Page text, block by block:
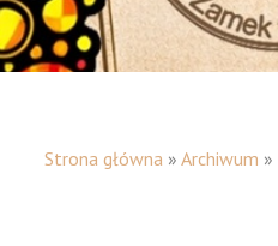
Strona główna » Archiwum »